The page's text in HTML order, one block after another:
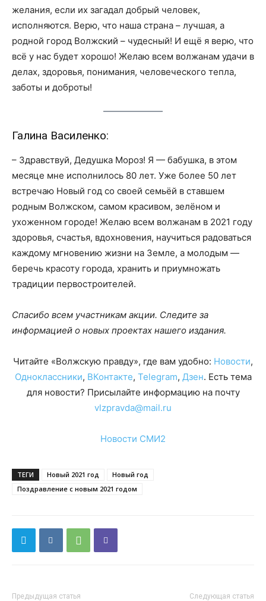
желания, если их загадал добрый человек,
исполняются. Верю, что наша страна – лучшая, а
родной город Волжский – чудесный! И ещё я верю, что
всё у нас будет хорошо! Желаю всем волжанам удачи в
делах, здоровья, понимания, человеческого тепла,
заботы и доброты!
Галина Василенко:
– Здравствуй, Дедушка Мороз! Я — бабушка, в этом
месяце мне исполнилось 80 лет. Уже более 50 лет
встречаю Новый год со своей семьёй в ставшем
родным Волжском, самом красивом, зелёном и
ухоженном городе! Желаю всем волжанам в 2021 году
здоровья, счастья, вдохновения, научиться радоваться
каждому мгновению жизни на Земле, а молодым —
беречь красоту города, хранить и приумножать
традиции первостроителей.
Спасибо всем участникам акции. Следите за
информацией о новых проектах нашего издания.
Читайте «Волжскую правду», где вам удобно: Новости,
Одноклассники, ВКонтакте, Telegram, Дзен. Есть тема
для новости? Присылайте информацию на почту
vlzpravda@mail.ru
Новости СМИ2
ТЕГИ Новый 2021 год
Новый год
Поздравление с новым 2021 годом
Предыдущая статья Следующая статья